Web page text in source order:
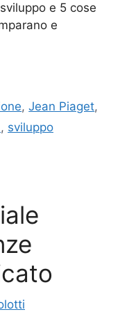
e 5 cose
e
,Jean Piaget,
, sviluppo